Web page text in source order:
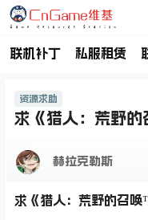
联机补丁 私服租赁
资源求助
求《猎人：荒野
赫拉克勒斯
求《猎人：荒野的召